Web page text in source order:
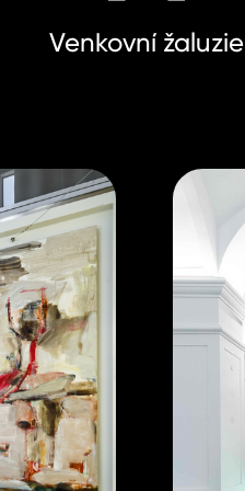
Venkovní žaluzie